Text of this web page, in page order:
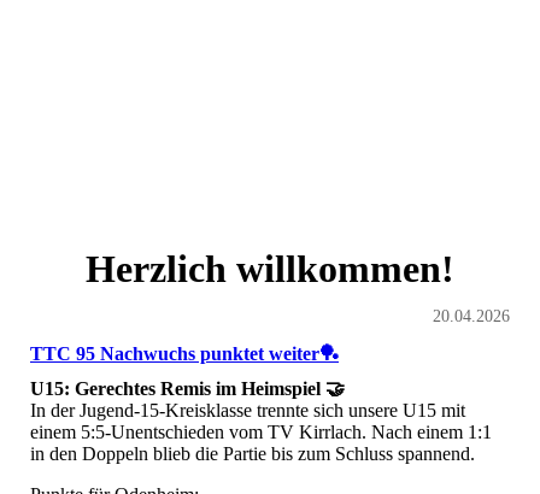
Herzlich willkommen!
20.04.2026
TTC 95 Nachwuchs punktet weiter🏓
U15: Gerechtes Remis im Heimspiel 🤝
In der Jugend-15-Kreisklasse trennte sich unsere U15 mit
einem 5:5-Unentschieden vom TV Kirrlach. Nach einem 1:1
in den Doppeln blieb die Partie bis zum Schluss spannend.